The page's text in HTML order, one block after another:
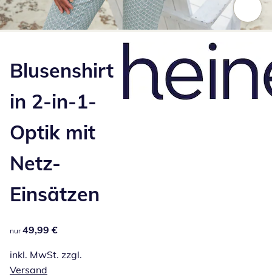
Blusenshirt
in 2-in-1-
Optik mit
Netz-
Einsätzen
49,99 €
nur 49,99 €
inkl. MwSt. zzgl.
Versand